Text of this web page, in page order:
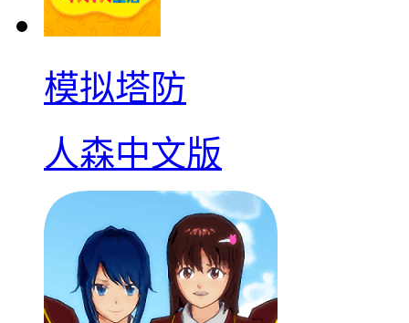
模拟塔防
人森中文版